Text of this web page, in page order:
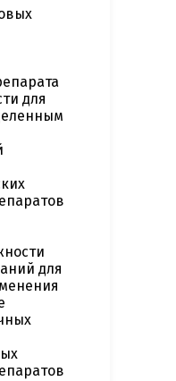
для
для